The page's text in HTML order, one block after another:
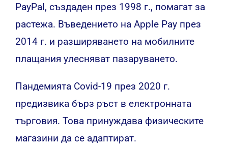
PayPal, създаден през 1998 г., помагат за
растежа. Въведението на Apple Pay през
2014 г. и разширяването на мобилните
плащания улесняват пазаруването.
Пандемията Covid-19 през 2020 г.
предизвика бърз ръст в електронната
търговия. Това принуждава физическите
магазини да се адаптират.